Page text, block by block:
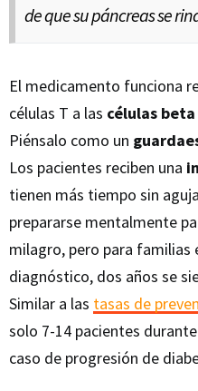
de que su páncreas se
El medicamento funciona
células T a las células
Piénsalo como un
Los pacientes reciben una
tienen más tiempo sin
prepararse mentalmente
milagro, pero para
diagnóstico, dos años se
Similar a las tasas de
solo 7-14 pacientes
caso de progresión de